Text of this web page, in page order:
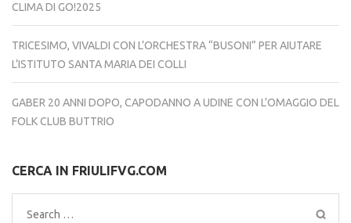
CLIMA DI GO!2025
TRICESIMO, VIVALDI CON L’ORCHESTRA “BUSONI” PER AIUTARE
L’ISTITUTO SANTA MARIA DEI COLLI
GABER 20 ANNI DOPO, CAPODANNO A UDINE CON L’OMAGGIO DEL
FOLK CLUB BUTTRIO
CERCA IN FRIULIFVG.COM
Search